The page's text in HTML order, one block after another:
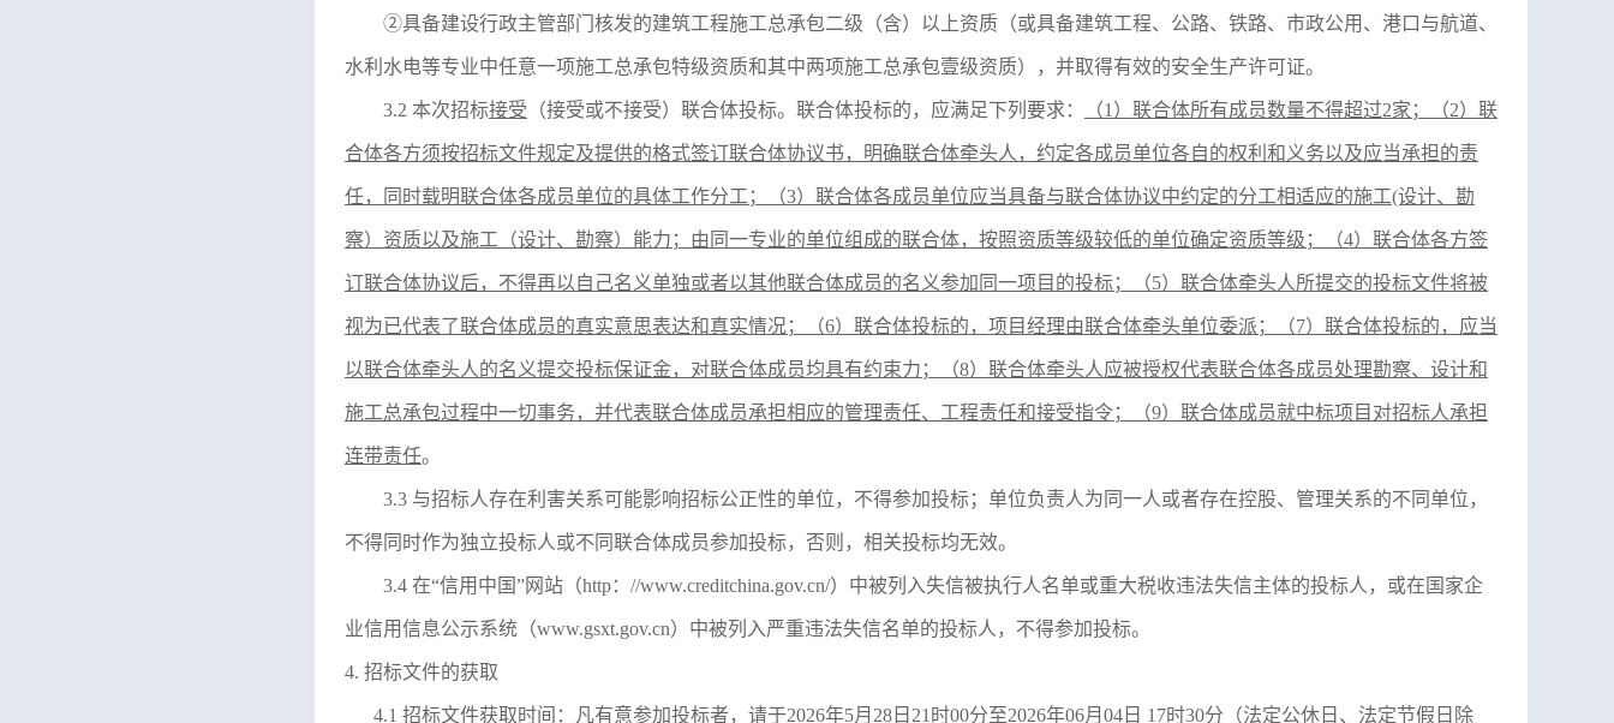
②具备建设行政主管部门核发的建筑工程施工总承包二级（含）以上资质（或具备建筑工程、公路、铁路、市政公用、港口与航道、
水利水电等专业中任意一项施工总承包特级资质和其中两项施工总承包壹级资质），并取得有效的安全生产许可证。
3.2 本次招标接受 （接受或不接受）联合体投标。联合体投标的，应满足下列要求： （1）联合体所有成员数量不得超过2家；（2）联
合体各方须按招标文件规定及提供的格式签订联合体协议书，明确联合体牵头人，约定各成员单位各自的权利和义务以及应当承担的责
任，同时载明联合体各成员单位的具体工作分工；（3）联合体各成员单位应当具备与联合体协议中约定的分工相适应的施工(设计、勘
察）资质以及施工（设计、勘察）能力；由同一专业的单位组成的联合体，按照资质等级较低的单位确定资质等级；（4）联合体各方签
订联合体协议后，不得再以自己名义单独或者以其他联合体成员的名义参加同一项目的投标；（5）联合体牵头人所提交的投标文件将被
视为已代表了联合体成员的真实意思表达和真实情况；（6）联合体投标的，项目经理由联合体牵头单位委派；（7）联合体投标的，应当
以联合体牵头人的名义提交投标保证金，对联合体成员均具有约束力；（8）联合体牵头人应被授权代表联合体各成员处理勘察、设计和
施工总承包过程中一切事务，并代表联合体成员承担相应的管理责任、工程责任和接受指令；（9）联合体成员就中标项目对招标人承担
连带责任。
3.3 与招标人存在利害关系可能影响招标公正性的单位，不得参加投标； 单位负责人为同一人或者存在控股、管理关系的不同单位，
不得同时作为独立投标人或不同联合体成员参加投标，否则，相关投标均无效。
3.4 在“信用中国”网站（http：//www.creditchina.gov.cn/）中被列入失信被执行人名单或重大税收违法失信主体的投标人，或在国家企
业信用信息公示系统（www.gsxt.gov.cn）中被列入严重违法失信名单的投标人，不得参加投标。
4. 招标文件的获取
4.1 招标文件获取时间：凡有意参加投标者，请于2026年5月 28 日 21 时00分至2026年06月 04 日 17时30分（法定公休日、法定节假日除